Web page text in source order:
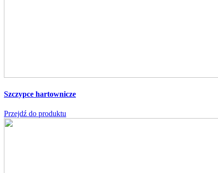
Szczypce hartownicze
Przejdź do produktu